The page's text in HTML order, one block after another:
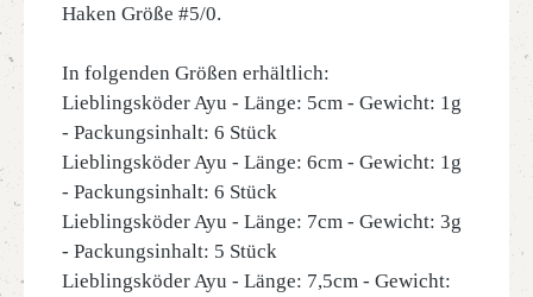
Haken Größe #5/0.
In folgenden Größen erhältlich:
Lieblingsköder Ayu - Länge: 5cm - Gewicht: 1g
- Packungsinhalt: 6 Stück
Lieblingsköder Ayu - Länge: 6cm - Gewicht: 1g
- Packungsinhalt: 6 Stück
Lieblingsköder Ayu - Länge: 7cm - Gewicht: 3g
- Packungsinhalt: 5 Stück
Lieblingsköder Ayu - Länge: 7,5cm - Gewicht: